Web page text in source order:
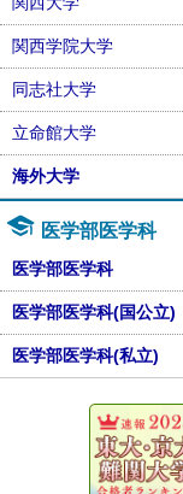
関西学院大学
同志社大学
立命館大学
海外大学
医学部医学科
医学部医学科
医学部医学科(国公立)
医学部医学科(私立)